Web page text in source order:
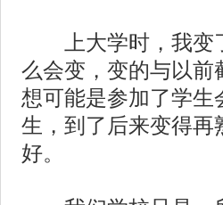
上大学时，我变了
么会变，变的与以前
想可能是参加了学生
生，到了后来变得再
好。